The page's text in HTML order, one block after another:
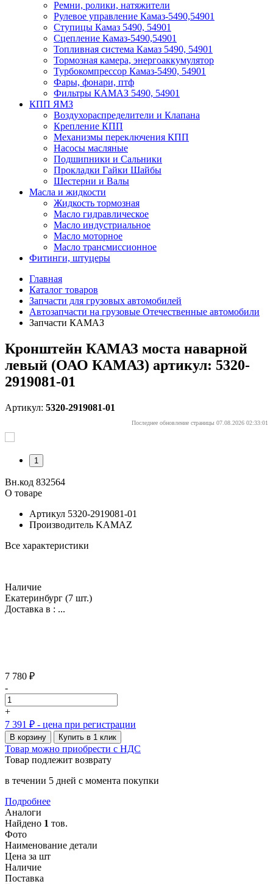
Ремни, ролики, натяжители
Рулевое управление Камаз-5490,54901
Ступицы Камаз 5490, 54901
Сцепление Камаз-5490,54901
Топливная система Камаз 5490, 54901
Тормозная камера, энергоаккумулятор
Турбокомпрессор Камаз-5490, 54901
Фары, фонари, птф
Фильтры КАМАЗ 5490, 54901
КПП ЯМЗ
Воздухораспределители и Клапана
Крепление КПП
Механизмы переключения КПП
Насосы масляные
Подшипники и Сальники
Прокладки Гайки Шайбы
Шестерни и Валы
Масла и жидкости
Жидкость тормозная
Масло гидравлическое
Масло индустриальное
Масло моторное
Масло трансмиссионное
Фитинги, штуцеры
Главная
Каталог товаров
Запчасти для грузовых автомобилей
Автозапчасти на грузовые Отечественные автомобили
Запчасти КАМАЗ
Кронштейн КАМАЗ моста наварной
левый (ОАО КАМАЗ) артикул: 5320-
2919081-01
Артикул: 5320-2919081-01
Последнее обновление страницы 07.08.2026 02:33:01
1
Вн.код 832564
О товаре
Артикул 5320-2919081-01
Производитель KAMAZ
Все характеристики
Наличие
Екатеринбург (7 шт.)
Доставка в : ...
7 780 ₽
-
+
7 391 ₽ - цена при регистрации
В корзину Купить в 1 клик
Товар можно приобрести с НДС
Товар подлежит возврату
в течении 5 дней с момента покупки
Подробнее
Аналоги
Найдено 1 тов.
Фото
Наименование детали
Цена за шт
Наличие
Поставка